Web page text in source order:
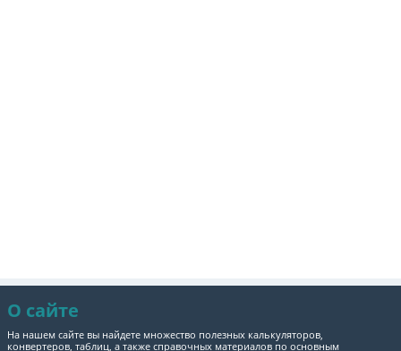
О сайте
На нашем сайте вы найдете множество полезных калькуляторов,
конвертеров, таблиц, а также справочных материалов по основным